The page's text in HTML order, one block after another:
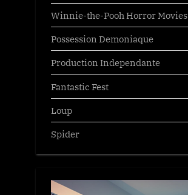
Winnie-the-Pooh Horror Movies
Possession Demoniaque
Production Independante
Fantastic Fest
Loup
Spider